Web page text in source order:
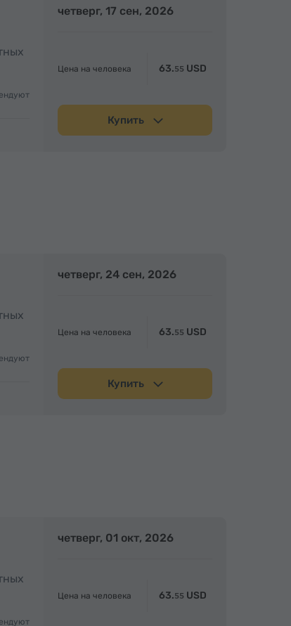
четверг, 17 сен, 2026
Цена на человека 63.55 USD
Купить
четверг, 24 сен, 2026
Цена на человека 63.55 USD
Купить
четверг, 01 окт, 2026
Цена на человека 63.55 USD